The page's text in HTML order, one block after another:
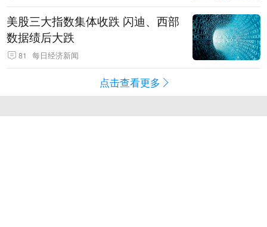
美股三大指数集体收跌 闪迪、西部
数据绩后大跌
81 每日经济新闻
点击查看更多